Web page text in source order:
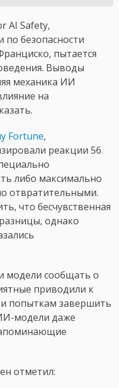
AI Safety,
по безопасности
пытается
Выводы
механика ИИ
на
Fortune,
реакции 56
либо максимально
отвратительными.
что бесчувственная
однако
модели сообщать о
приводили к
попыткам завершить
модели даже
отметил: